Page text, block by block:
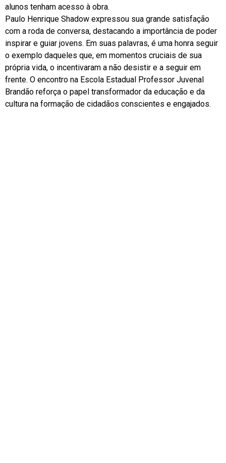
alunos tenham acesso à obra.
Paulo Henrique Shadow expressou sua grande satisfação
com a roda de conversa, destacando a importância de poder
inspirar e guiar jovens. Em suas palavras, é uma honra seguir
o exemplo daqueles que, em momentos cruciais de sua
própria vida, o incentivaram a não desistir e a seguir em
frente. O encontro na Escola Estadual Professor Juvenal
Brandão reforça o papel transformador da educação e da
cultura na formação de cidadãos conscientes e engajados.